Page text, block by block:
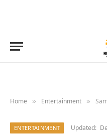
Home » Entertainment » Samantha
ENTERTAINMENT Updated: